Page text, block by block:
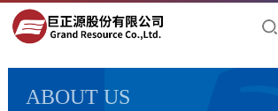
ABOUT US